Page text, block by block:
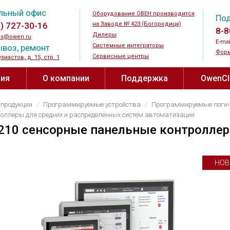
офис
727-30-16
ремонт
д. 15, стр. 1
Оборудование ОВЕН производится
на Заводе № 423 (Богородицк)
Дилеры
Системные интеграторы
Сервисные центры
8-
E-
Силовые и коммутационные
устройства
Дроссели
Тормозные резисторы
Блоки питания
Датчики
Датчики
О компании
О заводе № 423
Поддержка
Полезные материалы ↗
Каталог проектов
Программируемые устройства
Программируемые
для средних и распределенных систем автоматизации
сенсорные панельные